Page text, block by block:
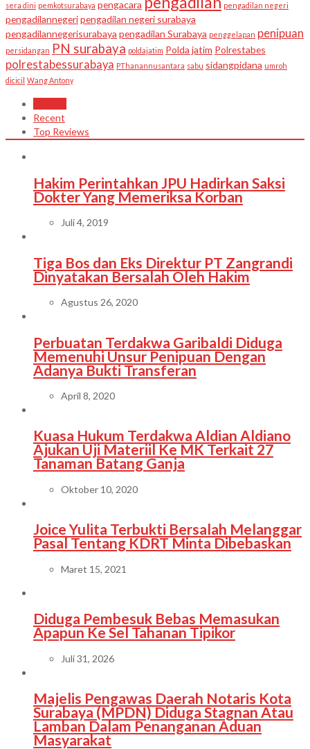
sera dini pemkotsurabaya pengacara pengadilan negeri
pengadilannegeripengadilan negeri surabaya
pengadilannegerisurabaya pengadilan Surabaya penggelapan penipuan
persidangan PN surabaya poldajatim Polda jatim Polrestabes
polrestabessurabaya PThanannusantara sabu sidangpidana umroh
dicicil Wang Antony
Recent
Top Reviews
Hakim Perintahkan JPU Hadirkan Saksi
Dokter Yang Memeriksa Korban
Juli 4, 2019
Tiga Bos dan Eks Direktur PT Zangrandi
Dinyatakan Bersalah Oleh Hakim
Agustus 26, 2020
Perbuatan Terdakwa Garibaldi Diduga
Memenuhi Unsur Penipuan Dengan
Adanya Bukti Transferan
April 8, 2020
Kuasa Hukum Terdakwa Aldian Aldiano
Ajukan Uji Materiil Ke MK Terkait 27
Tanaman Batang Ganja
Oktober 10, 2020
Joice Yulita Terbukti Bersalah Melanggar
Pasal Tentang KDRT Minta Dibebaskan
Maret 15, 2021
Diduga Pembesuk Bebas Memasukan
Apapun Ke Sel Tahanan Tipikor
Juli 31, 2026
Majelis Pengawas Daerah Notaris Kota
Surabaya (MPDN) Diduga Stagnan Atau
Lamban Dalam Penanganan Aduan
Masyarakat